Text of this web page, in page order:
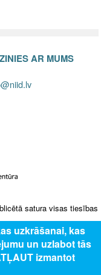
AR MUMS
satura visas tiesības
uzkrāšanai, kas
un uzlabot tās
izmantot